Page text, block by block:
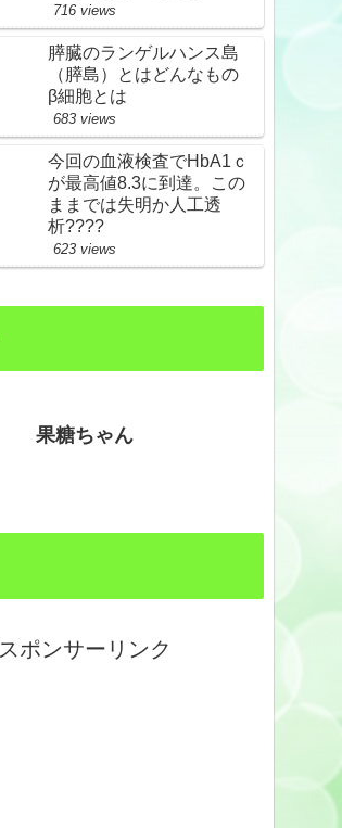
716 views
膵臓のランゲルハンス島
（膵島）とはどんなもの
β細胞とは
683 views
今回の血液検査でHbA1ｃ
が最高値8.3に到達。この
ままでは失明か人工透
析????
623 views
果糖ちゃん
スポンサーリンク